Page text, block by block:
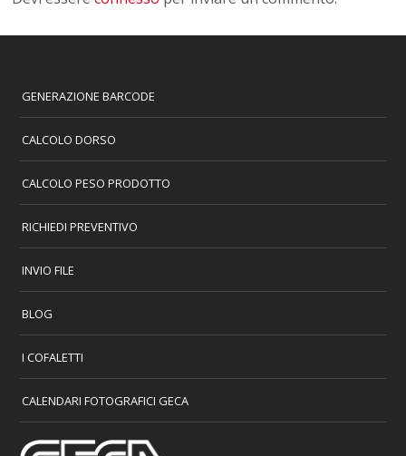
GENERAZIONE BARCODE
CALCOLO DORSO
CALCOLO PESO PRODOTTO
RICHIEDI PREVENTIVO
INVIO FILE
BLOG
I COFALETTI
CALENDARI FOTOGRAFICI GECA